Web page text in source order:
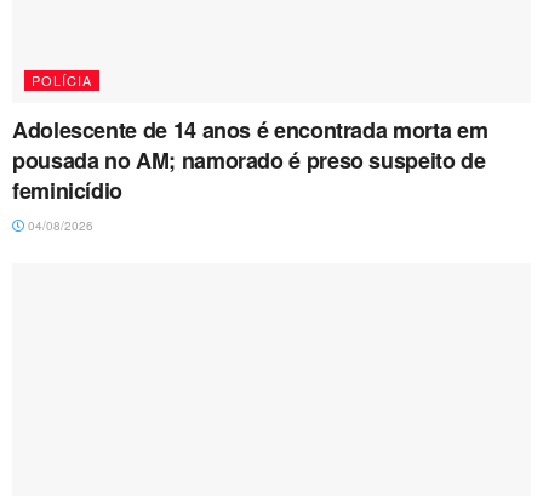
POLÍCIA
Adolescente de 14 anos é encontrada morta em
pousada no AM; namorado é preso suspeito de
feminicídio
04/08/2026